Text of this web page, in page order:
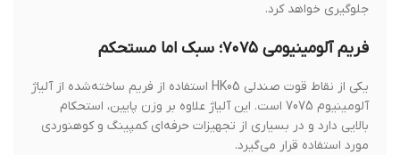
جلوگیری خواهد کرد.
فریم آلومینیومی ۷۰۷۵؛ سبک اما مستحکم
یکی از نقاط قوت صندلی HK05 استفاده از فریم ساخته‌شده از آلیاژ
آلومینیوم 7075 است. این آلیاژ علاوه بر وزن پایین، استحکام
بالایی دارد و در بسیاری از تجهیزات حرفه‌ای کمپینگ و کوهنوردی
مورد استفاده قرار می‌گیرد.